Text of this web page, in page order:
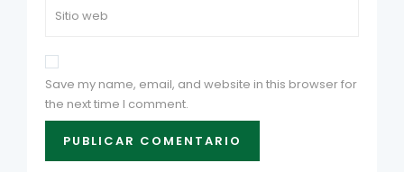
Save my name, email, and website in this browser for
the next time I comment.